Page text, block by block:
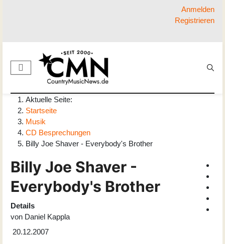
Anmelden
Registrieren
Aktuelle Seite:
Startseite
Musik
CD Besprechungen
Billy Joe Shaver - Everybody's Brother
Billy Joe Shaver -
Everybody's Brother
Details
von Daniel Kappla
20.12.2007